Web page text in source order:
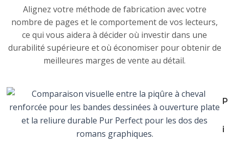
Alignez votre méthode de fabrication avec votre
nombre de pages et le comportement de vos lecteurs,
ce qui vous aidera à décider où investir dans une
durabilité supérieure et où économiser pour obtenir de
meilleures marges de vente au détail.
P
i